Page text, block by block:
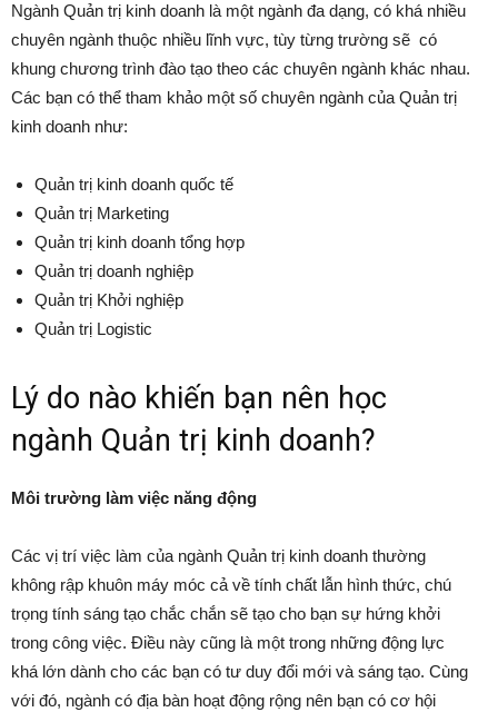
Ngành Quản trị kinh doanh là một ngành đa dạng, có khá nhiều
chuyên ngành thuộc nhiều lĩnh vực, tùy từng trường sẽ có
khung chương trình đào tạo theo các chuyên ngành khác nhau.
Các bạn có thể tham khảo một số chuyên ngành của Quản trị
kinh doanh như:
Quản trị kinh doanh quốc tế
Quản trị Marketing
Quản trị kinh doanh tổng hợp
Quản trị doanh nghiệp
Quản trị Khởi nghiệp
Quản trị Logistic
Lý do nào khiến bạn nên học
ngành Quản trị kinh doanh?
Môi trường làm việc năng động
Các vị trí việc làm của ngành Quản trị kinh doanh thường
không rập khuôn máy móc cả về tính chất lẫn hình thức, chú
trọng tính sáng tạo chắc chắn sẽ tạo cho bạn sự hứng khởi
trong công việc. Điều này cũng là một trong những động lực
khá lớn dành cho các bạn có tư duy đổi mới và sáng tạo. Cùng
với đó, ngành có địa bàn hoạt động rộng nên bạn có cơ hội